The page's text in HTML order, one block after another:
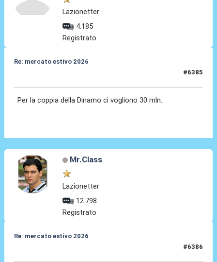
Lazionetter
4.185
Registrato
Re: mercato estivo 2026
#6385
Per la coppia della Dinamo ci vogliono 30 mln.
Mr.Class
Lazionetter
12.798
Registrato
Re: mercato estivo 2026
#6386